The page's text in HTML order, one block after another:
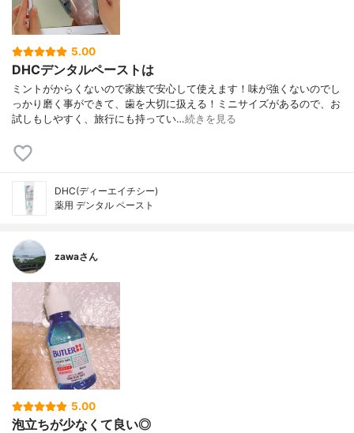
5.00
DHCデンタルペーストは
ミントがからくないので家族で安心して使えます！味が強くないのでし
っかり磨く事ができて、歯を大切に扱える！ミニサイズがあるので、お
試しもしやすく、旅行にも持ってい…続きを見る
DHC(ディーエイチシー)
薬用 デンタル ペースト
zawaさん
5.00
泡立ちが少なくて良い◎